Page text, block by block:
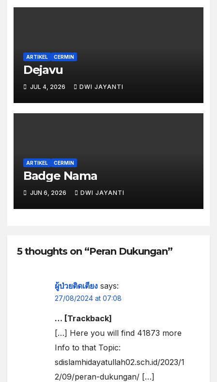
ARTIKEL CERMIN
Dejavu
JUL 4, 2026 DWI JAYANTI
ARTIKEL CERMIN
Badge Nama
JUN 6, 2026 DWI JAYANTI
5 thoughts on “Peran Dukungan”
ผู้ป่วยติดเตียง says:
27/08/2024 at 07:08
… [Trackback]
[…] Here you will find 41873 more
Info to that Topic:
sdislamhidayatullah02.sch.id/2023/1
2/09/peran-dukungan/ […]